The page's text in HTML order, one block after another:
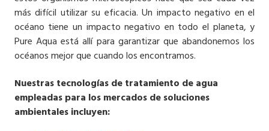
más difícil utilizar su eficacia. Un impacto negativo en el
océano tiene un impacto negativo en todo el planeta, y
Pure Aqua está allí para garantizar que abandonemos los
océanos mejor que cuando los encontramos.
Nuestras tecnologías de tratamiento de agua
empleadas para los mercados de soluciones
ambientales incluyen: